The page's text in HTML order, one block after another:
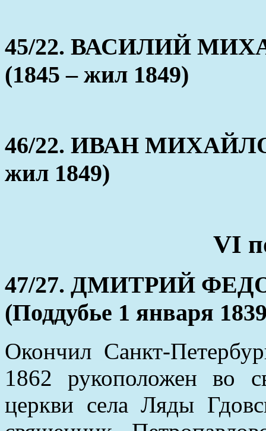
45/22. ВАСИЛИЙ
(1845 – жил 1849)
46/22. ИВАН
жил 1849)
VI
47/27. ДМИТРИЙ
(Поддубье 1 января
Окончил Санкт-
1862 рукоположен во
церкви села Ляды